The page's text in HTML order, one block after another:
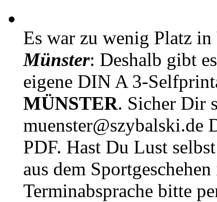
Es war zu wenig Platz in
Münster: Deshalb gibt
eigene DIN A 3-
MÜNSTER. Sicher Dir
muenster@szybalski.de
PDF. Hast Du Lust
aus dem
Terminabsprache bitte